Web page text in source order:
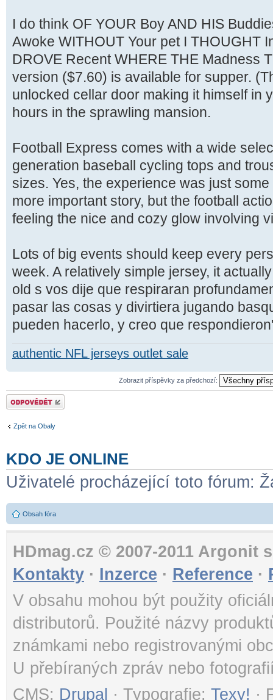
I do think OF YOUR Boy AND HIS
Awoke WITHOUT Your pet I THOUGHT
DROVE Recent WHERE THE Madness
version ($7.60) is available for supper.
unlocked cellar door making it himself in
hours in the sprawling mansion.
Football Express comes with a wide
generation baseball cycling tops and
sizes. Yes, the experience was just
more important story, but the football
feeling the nice and cozy glow involving
Lots of big events should keep every
week. A relatively simple jersey, it
old s vos dije que respiraran
pasar las cosas y divirtiera jugando
pueden hacerlo, y creo que
authentic NFL jerseys outlet sale
Zobrazit příspěvky za předchozí:
Odeslat odpověď
Zpět na Obaly
KDO JE ONLINE
Uživatelé procházející toto fórum:
Obsah fóra
HDmag.cz © 2007-2011 Argonit
Kontakty · Inzerce · Reference ·
V obsahu mohou být použity
distributorů. Použité názvy
známkami nebo registrovanými
U přebíraných zpráv nebo
CMS: Drupal · Typografie: Texy! ·